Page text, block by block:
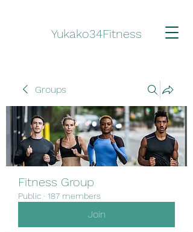
Yukako34Fitness
Groups
Fitness Group
Public · 187 members
Join